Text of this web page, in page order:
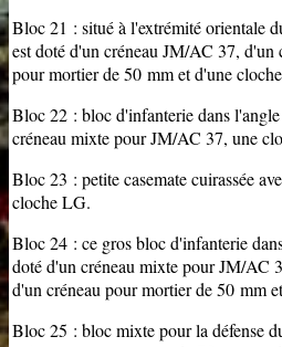
Bloc 21 : situé à l'extrémité orientale
est doté d'un créneau JM/AC 37, d'un
pour mortier de 50 mm et d'une
Bloc 22 : bloc d'infanterie dans l'angle
créneau mixte pour JM/AC 37, une
Bloc 23 : petite casemate cuirassée
cloche LG.
Bloc 24 : ce gros bloc d'infanterie
doté d'un créneau mixte pour JM/AC
d'un créneau pour mortier de 50 mm
Bloc 25 : bloc mixte pour la défense